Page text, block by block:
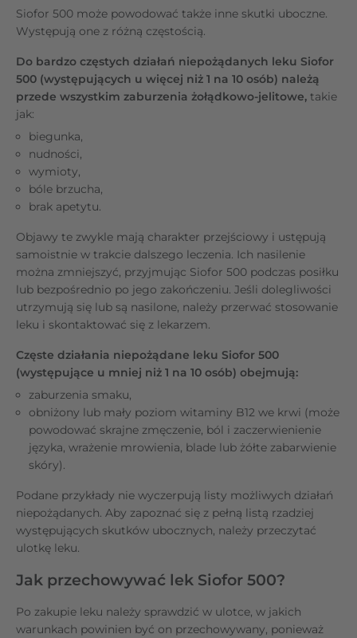
Siofor 500 może powodować także inne skutki uboczne.
Występują one z różną częstością.
Do bardzo częstych działań niepożądanych leku Siofor
500 (występujących u więcej niż 1 na 10 osób) należą
przede wszystkim zaburzenia żołądkowo-jelitowe, takie
jak:
biegunka,
nudności,
wymioty,
bóle brzucha,
brak apetytu.
Objawy te zwykle mają charakter przejściowy i ustępują
samoistnie w trakcie dalszego leczenia. Ich nasilenie
można zmniejszyć, przyjmując Siofor 500 podczas posiłku
lub bezpośrednio po jego zakończeniu. Jeśli dolegliwości
utrzymują się lub są nasilone, należy przerwać stosowanie
leku i skontaktować się z lekarzem.
Częste działania niepożądane leku Siofor 500
(występujące u mniej niż 1 na 10 osób) obejmują:
zaburzenia smaku,
obniżony lub mały poziom witaminy B12 we krwi (może
powodować skrajne zmęczenie, ból i zaczerwienienie
języka, wrażenie mrowienia, blade lub żółte zabarwienie
skóry).
Podane przykłady nie wyczerpują listy możliwych działań
niepożądanych. Aby zapoznać się z pełną listą rzadziej
występujących skutków ubocznych, należy przeczytać
ulotkę leku.
Jak przechowywać lek Siofor 500?
Po zakupie leku należy sprawdzić w ulotce, w jakich
warunkach powinien być on przechowywany, ponieważ